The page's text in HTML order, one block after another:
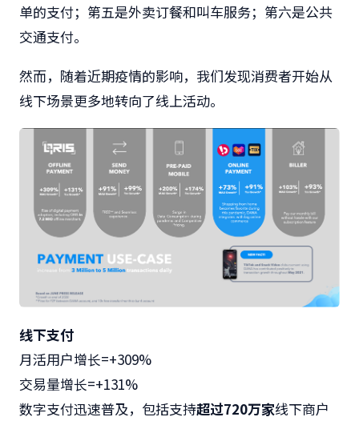
单的支付；第五是外卖订餐和叫车服务；第六是公共
交通支付。
然而，随着近期疫情的影响，我们发现消费者开始从
线下场景更多地转向了线上活动。
线下支付
月活用户增长=+309%
交易量增长=+131%
数字支付迅速普及，包括支持超过720万家线下商户